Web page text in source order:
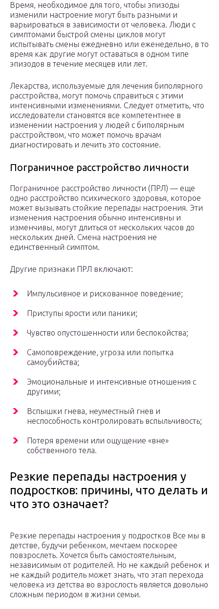
Время, необходимое для того, чтобы эпизоды
изменили настроение могут быть разными и
варьироваться в зависимости от человека. Люди с
симптомами быстрой смены циклов могут
испытывать смены ежедневно или еженедельно, в то
время как другие могут оставаться в одном типе
эпизодов в течение месяцев или лет.
Лекарства, используемые для лечения биполярного
расстройства, могут помочь справиться с этими
интенсивными изменениями. Следует отметить, что
исследователи становятся все компетентнее в
изменении настроения у людей с биполярным
расстройством, что может помочь врачам
диагностировать и лечить это состояние.
Пограничное расстройство личности
Пограничное расстройство личности (ПРЛ) — еще
одно расстройство психического здоровья, которое
может вызывать стойкие перепады настроения. Эти
изменения настроения обычно интенсивны и
изменчивы, могут длиться от нескольких часов до
нескольких дней. Смена настроения не
единственный симптом.
Другие признаки ПРЛ включают:
Импульсивное и рискованное поведение;
Приступы ярости или паники;
Чувство опустошенности или беспокойства;
Самоповреждение, угроза или попытка
самоубийства;
Эмоциональные и интенсивные отношения с
другими;
Вспышки гнева, неуместный гнев и
неспособность контролировать вспыльчивость;
Потеря времени или ощущение «вне»
собственного тела.
Резкие перепады настроения у
подростков: причины, что делать и
что это означает?
Резкие перепады настроения у подростков Все мы в
детстве, будучи ребенком, мечтаем поскорее
повзрослеть. Хочется быть самостоятельным,
независимым от родителей. Но не каждый ребенок и
не каждый родитель может знать, что этап перехода
человека из детства во взрослость является довольно
сложным периодом в жизни семьи.